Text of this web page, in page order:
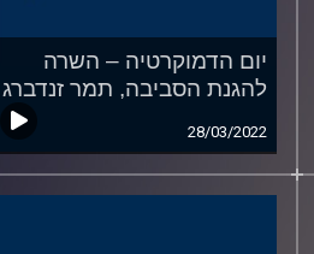
יום הדמוקרטיה – השרה
להגנת הסביבה, תמר זנדברג
28/03/2022